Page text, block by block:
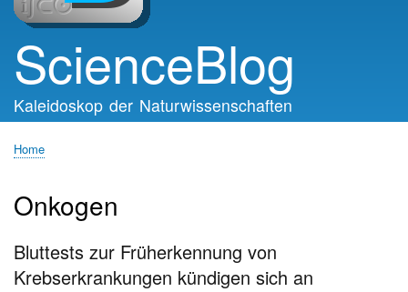
ScienceBlog
Kaleidoskop der Naturwissenschaften
Home
Onkogen
Bluttests zur Früherkennung von
Krebserkrankungen kündigen sich an